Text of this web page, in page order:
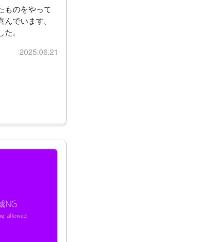
ものをやって
でいます。
。
2025.06.21